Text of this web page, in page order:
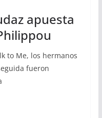
apuesta
to Me, los hermanos
fueron